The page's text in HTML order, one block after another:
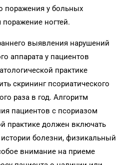
поражения у больных
ногтей.
выявления нарушений
аппарата у пациентов
практике
скрининг псориатического
раза в год. Алгоритм
пациентов с псориазом
практике должен включать
болезни, физикальный
внимание на приеме